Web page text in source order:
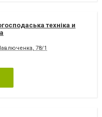
техніка и
78/1